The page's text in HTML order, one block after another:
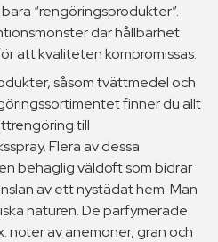
“rengöringsprodukter”.
där hållbarhet
att kvaliteten kompromissas.
såsom tvättmedel och
finner du allt
till
Flera av dessa
behaglig väldoft som bidrar
av ett nystädat hem. Man
naturen. De parfymerade
noter av anemoner, gran och